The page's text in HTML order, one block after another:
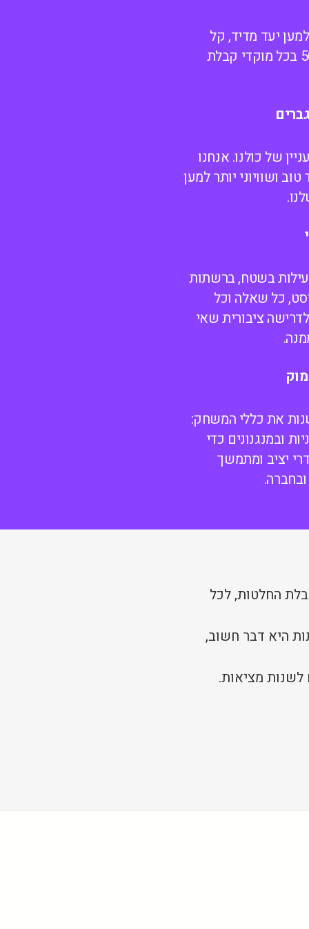
יעד מדיד, קל
לזיהוי וראוי - 5050 בכל מוקדי קבלת
של כולנו. אנחנו
ושוויוני יותר למען
בשטח, ברשתות
כל שאלה וכל
ציבורית שאי
את כללי המשחק:
ובמנגנונים כדי
יציב ומתמשך
בכל שולחן קבלת החלטות, לכל
ברשתות היא דבר חשוב,
לשנות מציאות​.